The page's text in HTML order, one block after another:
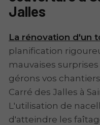
Jalles
La rénovation d'un
planification
mauvaises
gérons vos
Carré des Jalles à
L'utilisation de
d'atteindre les